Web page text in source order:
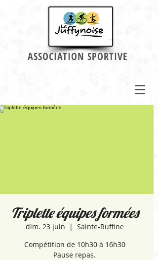
ASSOCIATION SPORTIVE
Triplette équipes formées
dim. 23 juin
  |
Sainte-Ruffine
Compétition de 10h30 à 16h30
Pause repas.